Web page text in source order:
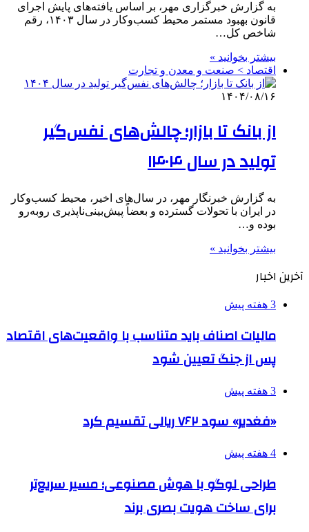
به گزارش خبرگزاری مهر، بر اساس یافته‌های پایش اجرای
قانون بهبود مستمر محیط کسب‌وکار در سال ۱۴۰۳، رقم
شاخص کل…
بیشتر بخوانید »
اقتصاد > صنعت و معدن و تجارت
۱۴۰۴/۰۸/۱۶
از بانک تا بازار؛ چالش‌های نفس‌گیر
تولید در سال ۱۴۰۴
به گزارش خبرنگار مهر، در سال‌های اخیر، محیط کسب‌وکار
در ایران با تحولات گسترده و بعضاً پیش‌بینی‌ناپذیری روبه‌رو
بوده و…
بیشتر بخوانید »
آخرین اخبار
3 هفته پیش
مالیات اصناف باید متناسب با واقعیت‌های اقتصاد
پس از جنگ تعیین شود
3 هفته پیش
«فغدیر» سود ۷۶۲ ریالی تقسیم کرد
4 هفته پیش
طراحی لوگو با هوش مصنوعی؛ مسیر سریع‌تر
برای ساخت هویت بصری برند